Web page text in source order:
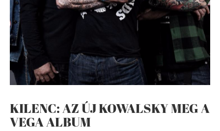
KILENC: AZ ÚJ KOWALSKY MEG A
VEGA ALBUM